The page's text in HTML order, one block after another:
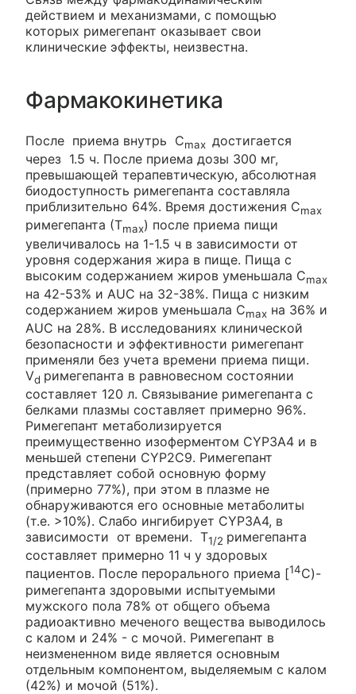
действием и механизмами, с помощью
которых римегепант оказывает свои
клинические эффекты, неизвестна.
Фармакокинетика
После приема внутрь Cmax достигается
через 1.5 ч. После приема дозы 300 мг,
превышающей терапевтическую, абсолютная
биодоступность римегепанта составляла
приблизительно 64%. Время достижения Cmax
римегепанта (Тmax) после приема пищи
увеличивалось на 1-1.5 ч в зависимости от
уровня содержания жира в пище. Пища с
высоким содержанием жиров уменьшала Cmax
на 42-53% и AUC на 32-38%. Пища с низким
содержанием жиров уменьшала Cmax на 36% и
AUC на 28%. В исследованиях клинической
безопасности и эффективности римегепант
применяли без учета времени приема пищи.
Vd римегепанта в равновесном состоянии
составляет 120 л. Связывание римегепанта с
белками плазмы составляет примерно 96%.
Римегепант метаболизируется
преимущественно изоферментом CYP3A4 и в
меньшей степени CYP2C9. Римегепант
представляет собой основную форму
(примерно 77%), при этом в плазме не
обнаруживаются его основные метаболиты
(т.е. >10%). Слабо ингибирует CYP3A4, в
зависимости от времени. T1/2 римегепанта
составляет примерно 11 ч у здоровых
пациентов. После перорального приема [14С)-
римегепанта здоровыми испытуемыми
мужского пола 78% от общего объема
радиоактивно меченого вещества выводилось
с калом и 24% - с мочой. Римегепант в
неизмененном виде является основным
отдельным компонентом, выделяемым с калом
(42%) и мочой (51%).